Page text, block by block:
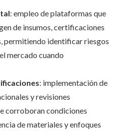
: empleo de plataformas que
de insumos, certificaciones
permitiendo identificar riesgos
mercado cuando
: implementación de
y revisiones
corroboran condiciones
de materiales y enfoques